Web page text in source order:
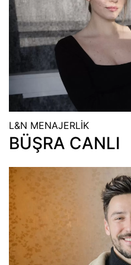
L&N MENAJERLİK
BÜŞRA CANLI